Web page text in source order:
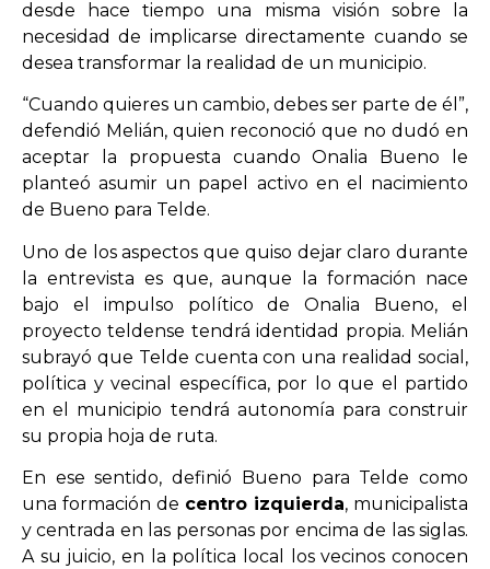
desde hace tiempo una misma visión sobre la
necesidad de implicarse directamente cuando se
desea transformar la realidad de un municipio.
“Cuando quieres un cambio, debes ser parte de él”,
defendió Melián, quien reconoció que no dudó en
aceptar la propuesta cuando Onalia Bueno le
planteó asumir un papel activo en el nacimiento
de Bueno para Telde.
Uno de los aspectos que quiso dejar claro durante
la entrevista es que, aunque la formación nace
bajo el impulso político de Onalia Bueno, el
proyecto teldense tendrá identidad propia. Melián
subrayó que Telde cuenta con una realidad social,
política y vecinal específica, por lo que el partido
en el municipio tendrá autonomía para construir
su propia hoja de ruta.
En ese sentido, definió Bueno para Telde como
una formación de centro izquierda, municipalista
y centrada en las personas por encima de las siglas.
A su juicio, en la política local los vecinos conocen